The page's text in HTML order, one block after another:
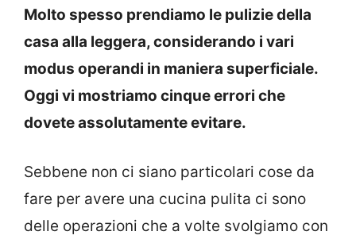
Molto spesso prendiamo le pulizie della
casa alla leggera, considerando i vari
modus operandi in maniera superficiale.
Oggi vi mostriamo cinque errori che
dovete assolutamente evitare.
Sebbene non ci siano particolari cose da
fare per avere una cucina pulita ci sono
delle operazioni che a volte svolgiamo con